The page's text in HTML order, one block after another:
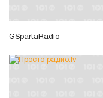
GSpartaRadio